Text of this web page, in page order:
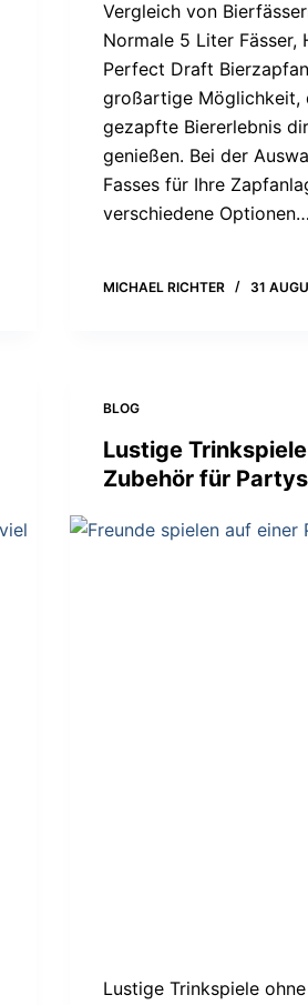
Vergleich von
Normale 5 Liter Fässer,
Perfect Draft
großartige Möglichkeit,
gezapfte Biererlebnis
genießen. Bei der
Fasses für Ihre
verschiedene Optionen…
MICHAEL RICHTER 31
BLOG
Lustige
Zubehör für
Lustige Trinkspiele